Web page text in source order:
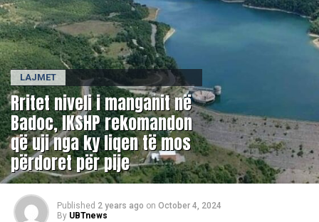
LAJMET
Rritet niveli i manganit në
Badoc, IKSHP rekomandon
që uji nga ky liqen të mos
përdoret për pije
Published 2 years ago on October 4, 2024
By UBTnews